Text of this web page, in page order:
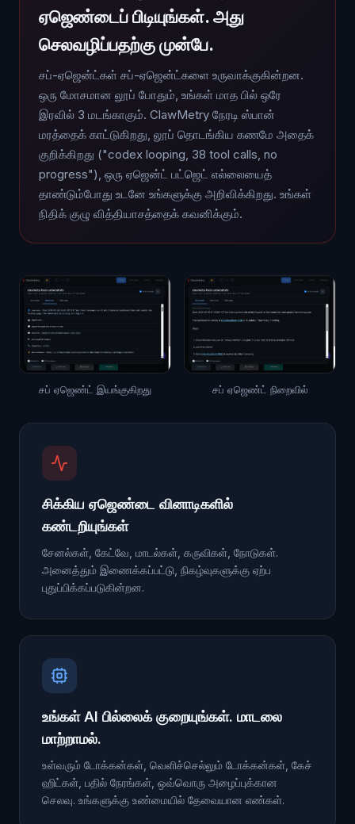
ஏஜெண்டைப் பிடியுங்கள். அது
செலவழிப்பதற்கு முன்பே.
சப்-ஏஜென்ட்கள் சப்-ஏஜென்ட்களை உருவாக்குகின்றன.
ஒரு மோசமான லூப் போதும், உங்கள் மாத பில் ஒரே
இரவில் 3 மடங்காகும். ClawMetry நேரடி ஸ்பான்
மரத்தைக் காட்டுகிறது, லூப் தொடங்கிய கணமே அதைக்
குறிக்கிறது ("codex looping, 38 tool calls, no
progress"), ஒரு ஏஜென்ட் பட்ஜெட் எல்லையைத்
தாண்டும்போது உடனே உங்களுக்கு அறிவிக்கிறது. உங்கள்
நிதிக் குழு வித்தியாசத்தைக் கவனிக்கும்.
சப் ஏஜெண்ட் இயங்குகிறது சப் ஏஜெண்ட் நிறைவில்
சிக்கிய ஏஜெண்டை வினாடிகளில்
கண்டறியுங்கள்
சேனல்கள், கேட்வே, மாடல்கள், கருவிகள், நோடுகள்.
அனைத்தும் இணைக்கப்பட்டு, நிகழ்வுகளுக்கு ஏற்ப
புதுப்பிக்கப்படுகின்றன.
உங்கள் AI பில்லைக் குறையுங்கள். மாடலை
மாற்றாமல்.
உள்வரும் டோக்கன்கள், வெளிச்செல்லும் டோக்கன்கள், கேச்
ஹிட்கள், பதில் நேரங்கள், ஒவ்வொரு அழைப்புக்கான
செலவு. உங்களுக்கு உண்மையில் தேவையான எண்கள்.